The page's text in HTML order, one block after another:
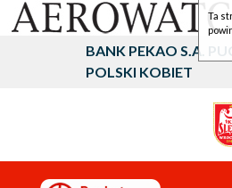
BANK PEKAO S.A.
POLSKI KOBIET
Ta